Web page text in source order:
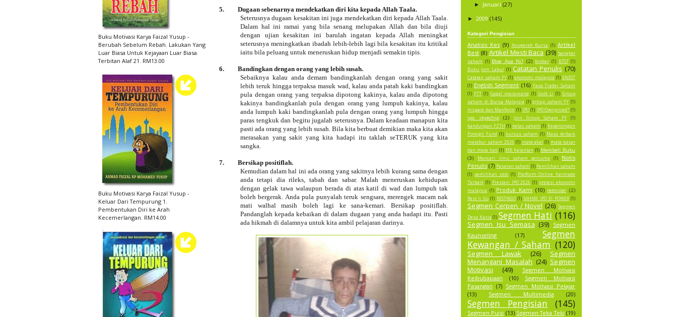
Buku Motivasi Karya Faizal Yusup -
Berubah Sebelum Rebah. Lakukan Yang
Luar Biasa Untuk Kejayaan Luar Biasa.
Terbitan Alaf 21. RM13.00
Buku Motivasi Karya Faizal Yusup -
Keluar Dari Tempurung 1.
Pembentukan Diri ke Arah
Kecemerlangan. RM14.00
5.
Dugaan sebenarnya mendekatkan diri kita kepada Allah Taala.
Seterusnya dugaan kesakitan ini juga mendekatkan diri kepada Allah Taala.
Dalam hal ini ramai yang bila senang melupakan Allah dan bila diuji
dengan ujian kesakitan ini barulah ingatan kepada Allah meningkat
seterusnya meningkatkan ibadah lebih-lebih lagi bila kesakitan itu kritikal
iaitu bila peluang untuk meneruskan hidup menjadi semakin tipis.
6.
Bandingkan dengan orang yang lebih susah.
Sebaiknya kalau anda demam bandingkanlah dengan orang yang sakit
lebih teruk hingga terpaksa masuk wad, kalau anda patah kaki bandingkan
pula dengan orang yang terpaksa dipotong kakinya, kalau anda dipotong
kakinya bandingkanlah pula dengan orang yang lumpuh kakinya, kalau
anda lumpuh kaki bandingkanlah pula dengan orang yang lumpuh hingga
paras tengkuk dan begitu jugalah seterusnya. Dalam keadaan manapun kita
pasti ada orang yang lebih susah. Bila kita berbuat demikian maka kita akan
merasakan yang sakit yang kita hadapi itu taklah seTERUK yang kita
sangka.
7.
Bersikap positiflah.
Kemudian dalam hal ini ada orang yang sakitnya lebih kurang sama dengan
anda tetapi dia rileks, tabah dan sabar. Malah meneruskan kehidupan
dengan gelak tawa walaupun berada di atas katil di wad dan lumpuh tak
boleh bergerak. Anda pula punyalah teruk sengsara, merengek macam nak
mati walhal masih boleh lagi ke sana-kemari. Bersikap positiflah.
Pandanglah kepada kebaikan di dalam dugaan yang anda hadapi itu. Pasti
ada hikmah di dalamnya untuk kita ambil pelajaran darinya.
► Januari (27)
► 2009 (145)
Kategori Pengisian
Analisis Kes (9) Anugerah Bursa (1) Artikel
Best (8) Artikel Mesti Baca (39) bengkel
saham (1) Blog Apa Ni? (2) broker (1) BTST (1)
Buku Jom Labur (1) Catatan Penulis (70)
Catatan saham FY (1) ekonomi malaysia (1) ENEST
(1) English Segment (16) Fasa Trader Saham
(1) FTT (1) Gagal merancang (1) Gold Li (1) Group
saham di Bursa Malaysia (1) group saham FY (1)
Inspace dan Manforce (1) IPO (1) IPO Overpriced? (1)
ipo skyechip (2) Join Group Saham FY
(1)
kandungan FZTH (1) kelas saham (1) Kepentingan
Foreign Fund (1) kursus saham (1) Masa terbaik
melabur saham 2026 (1) mata akal (1) mata kasar
dan mata hati (1) MB Kelantan (1) Membeli Buku
(3)
Mencari ilmu saham percuma (1)
Notis
Penulis (7) Pasaran saham (1) Pemilihan saham
(1) pemilihan stok (1) Platform Online Kentrade
Terbaik (1) Prestasi IPO 2026 (1) pretasi ekonomi
malaysia (1) Produk Kami (10) remisier (2)
Rest n Go (1) RESTNGO (1) SAHAM IPO EI POWER (1)
Segmen Cerpen / Novel (26) Segmen
Desa Kasia (1) Segmen Hati (116)
Segmen Isu Semasa (39) Segmen
Kaunseling
(17)
Segmen
Kewangan / Saham (120)
Segmen Lawak (26)
Segmen
Menangani Masalah (24) Segmen
Motivasi
(49)
Segmen Motivasi
Keibubapaan
(10)
Segmen Motivasi
Pasangan (7) Segmen Motivasi Pelajar
(13)
Segmen Multimedia (20)
Segmen Pengisian (145)
Segmen Puisi (13) Segmen Teka Teki (19)